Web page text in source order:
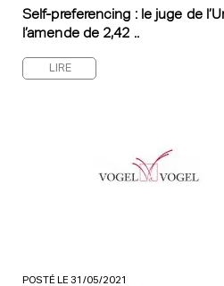
Self-preferencing : le juge de
l’amende de 2,42 ..
LIRE
POSTÉ LE 31/05/2021